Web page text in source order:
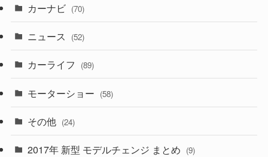
(50)
(43)
(6)
(9)
(58)
(28)
(27)
(26)
(1) (5)
カーナビ (70)
ニュース (52)
カーライフ (89)
モーターショー (58)
その他 (24)
2017年 新型 モデルチェンジ まとめ (9)